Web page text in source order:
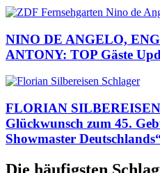
NINO DE ANGELO,
ANTONY: TOP Gäste
FLORIAN
Glückwunsch zum 45.
Showmaster